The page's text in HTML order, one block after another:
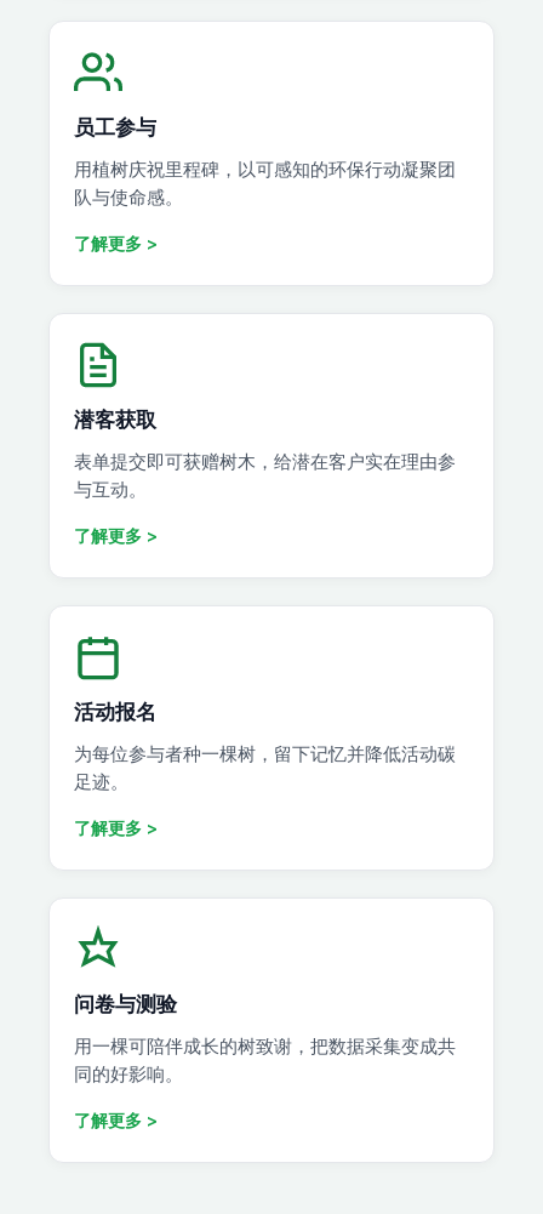
员工参与
用植树庆祝里程碑，以可感知的环保行动凝聚团
队与使命感。
了解更多 >
潜客获取
表单提交即可获赠树木，给潜在客户实在理由参
与互动。
了解更多 >
活动报名
为每位参与者种一棵树，留下记忆并降低活动碳
足迹。
了解更多 >
问卷与测验
用一棵可陪伴成长的树致谢，把数据采集变成共
同的好影响。
了解更多 >